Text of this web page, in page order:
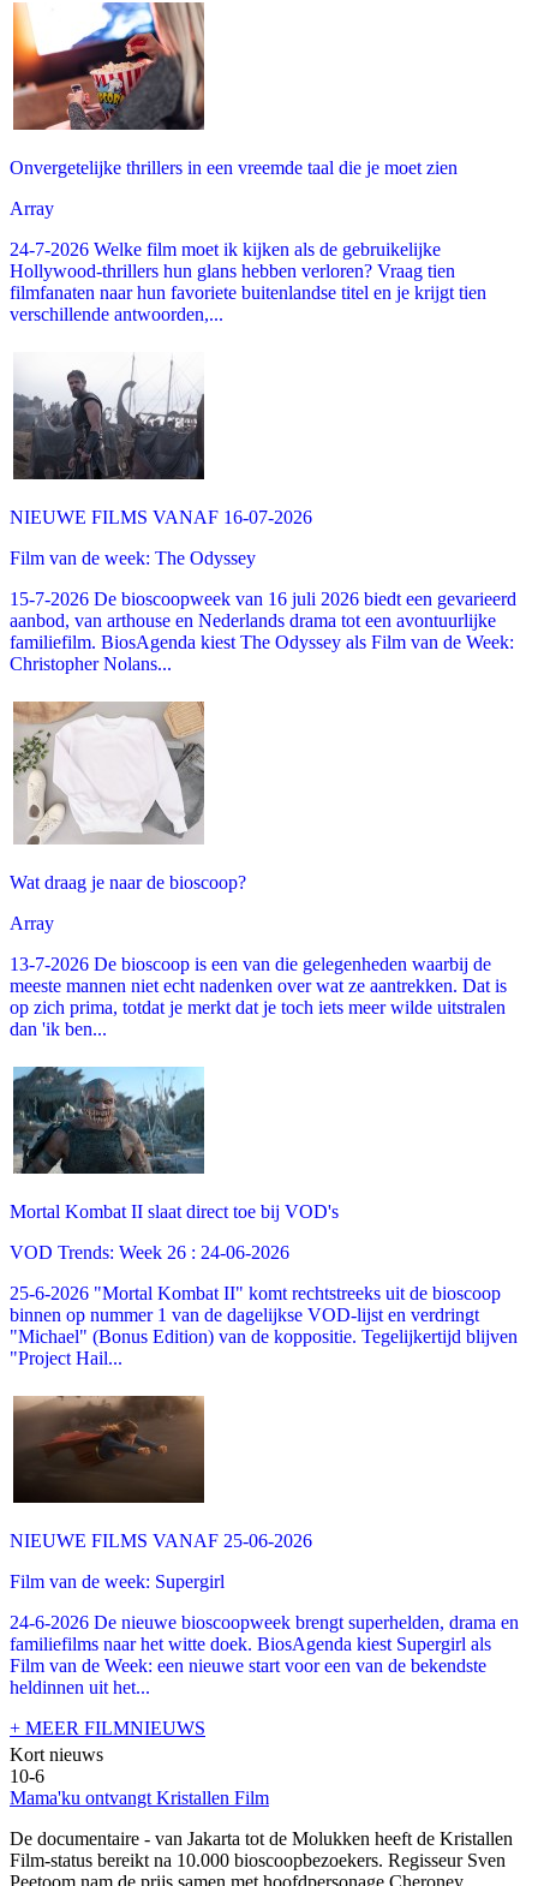
Onvergetelijke thrillers in een vreemde taal die je moet zien
Array
24-7-2026 Welke film moet ik kijken als de gebruikelijke
Hollywood-thrillers hun glans hebben verloren? Vraag tien
filmfanaten naar hun favoriete buitenlandse titel en je krijgt tien
verschillende antwoorden,...
NIEUWE FILMS VANAF 16-07-2026
Film van de week: The Odyssey
15-7-2026 De bioscoopweek van 16 juli 2026 biedt een gevarieerd
aanbod, van arthouse en Nederlands drama tot een avontuurlijke
familiefilm. BiosAgenda kiest The Odyssey als Film van de Week:
Christopher Nolans...
Wat draag je naar de bioscoop?
Array
13-7-2026 De bioscoop is een van die gelegenheden waarbij de
meeste mannen niet echt nadenken over wat ze aantrekken. Dat is
op zich prima, totdat je merkt dat je toch iets meer wilde uitstralen
dan 'ik ben...
Mortal Kombat II slaat direct toe bij VOD's
VOD Trends: Week 26 : 24-06-2026
25-6-2026 "Mortal Kombat II" komt rechtstreeks uit de bioscoop
binnen op nummer 1 van de dagelijkse VOD-lijst en verdringt
"Michael" (Bonus Edition) van de koppositie. Tegelijkertijd blijven
"Project Hail...
NIEUWE FILMS VANAF 25-06-2026
Film van de week: Supergirl
24-6-2026 De nieuwe bioscoopweek brengt superhelden, drama en
familiefilms naar het witte doek. BiosAgenda kiest Supergirl als
Film van de Week: een nieuwe start voor een van de bekendste
heldinnen uit het...
+ MEER FILMNIEUWS
Kort nieuws
10-6
Mama'ku ontvangt Kristallen Film
De documentaire - van Jakarta tot de Molukken heeft de Kristallen
Film-status bereikt na 10.000 bioscoopbezoekers. Regisseur Sven
Peetoom nam de prijs samen met hoofdpersonage Cheroney